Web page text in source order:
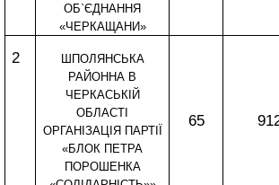
ОБ`ЄДНАННЯ
«ЧЕРКАЩАНИ»
2
ШПОЛЯНСЬКА
РАЙОННА В
ЧЕРКАСЬКІЙ
ОБЛАСТІ
ОРГАНІЗАЦІЯ ПАРТІЇ
«БЛОК ПЕТРА
ПОРОШЕНКА
65